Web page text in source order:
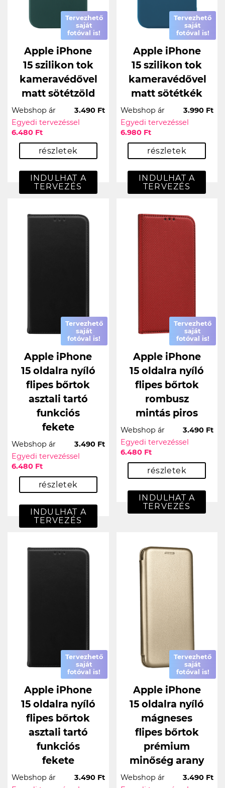
Tervezhető
saját
fotóval is!
Apple iPhone
15 szilikon tok
kameravédővel
matt sötétzöld
Webshop ár
3.490 Ft
Egyedi tervezéssel
6.480 Ft
részletek
INDULHAT A
TERVEZÉS
Tervezhető
saját
fotóval is!
Apple iPhone
15 szilikon tok
kameravédővel
matt sötétkék
Webshop ár
3.990 Ft
Egyedi tervezéssel
6.980 Ft
részletek
INDULHAT A
TERVEZÉS
Tervezhető
saját
fotóval is!
Apple iPhone
15 oldalra nyíló
flipes bőrtok
asztali tartó
funkciós
fekete
Webshop ár
3.490 Ft
Egyedi tervezéssel
6.480 Ft
részletek
INDULHAT A
TERVEZÉS
Tervezhető
saját
fotóval is!
Apple iPhone
15 oldalra nyíló
flipes bőrtok
rombusz
mintás piros
Webshop ár
3.490 Ft
Egyedi tervezéssel
6.480 Ft
részletek
INDULHAT A
TERVEZÉS
Tervezhető
saját
fotóval is!
Apple iPhone
15 oldalra nyíló
flipes bőrtok
asztali tartó
funkciós
fekete
Webshop ár
3.490 Ft
Tervezhető
saját
fotóval is!
Apple iPhone
15 oldalra nyíló
mágneses
flipes bőrtok
prémium
minőség arany
Webshop ár
3.490 Ft